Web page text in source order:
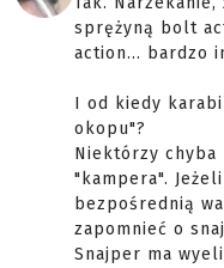
sprężyną bolt
action... bardzo
I od kiedy
okopu"?
Niektórzy chyba
"kampera".
bezpośrednią
zapomnieć o
Snajper ma